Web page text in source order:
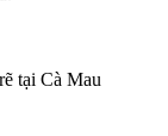
tại Cà Mau